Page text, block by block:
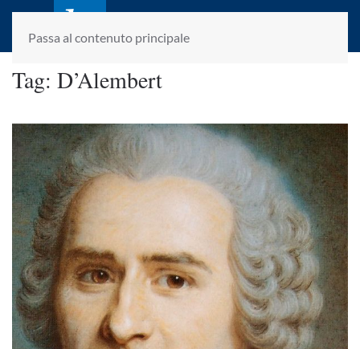
Passa al contenuto principale
laletteraturaenoi.it
fondato da Romano Luperini
Tag: D’Alembert